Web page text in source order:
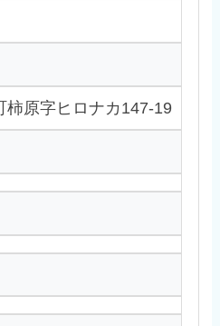
柿原字ヒロナカ147-19